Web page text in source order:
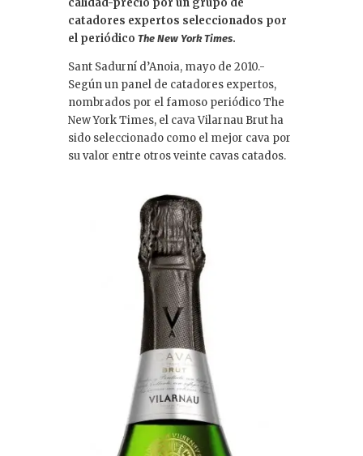
n
catadores expertos seleccionados por
el periódico The New York Times.
Sant Sadurní d’Anoia, mayo de 2010.-
Según un panel de catadores expertos,
nombrados por el famoso periódico The
New York Times, el cava Vilarnau Brut ha
sido seleccionado como el mejor cava por
su valor entre otros veinte cavas catados.